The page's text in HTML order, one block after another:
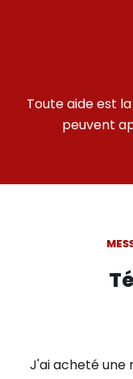
Toute aide est
peuvent
J'ai acheté une